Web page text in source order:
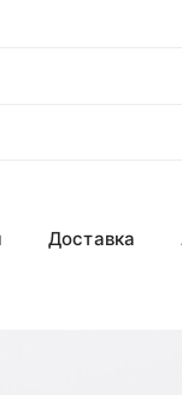
Доставка